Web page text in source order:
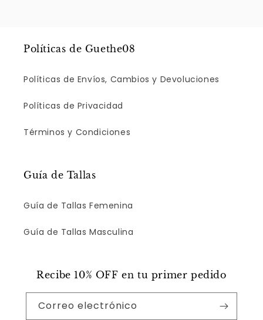
Políticas de Guethe08
Políticas de Envíos, Cambios y Devoluciones
Políticas de Privacidad
Términos y Condiciones
Guía de Tallas
Guía de Tallas Femenina
Guía de Tallas Masculina
Recibe 10% OFF en tu primer pedido
Correo electrónico